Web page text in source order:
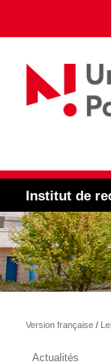
Institut de
Version française/
Actualités